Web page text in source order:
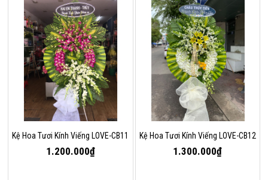
Kệ Hoa Tươi Kính Viếng LOVE-CB11
1.200.000₫
Kệ Hoa Tươi Kính Viếng LOVE-CB12
1.300.000₫